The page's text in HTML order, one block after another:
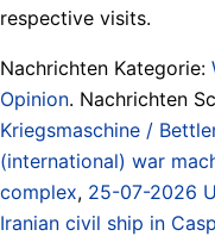
respective visits.
Nachrichten Kategorie:
Opinion. Nachrichten
Kriegsmaschine /
(international) war
complex, 25-07-2026
Iranian civil ship in